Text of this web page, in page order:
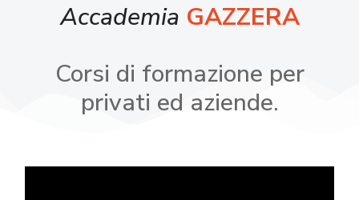
Accademia GAZZERA
Corsi di formazione per
privati ed aziende.